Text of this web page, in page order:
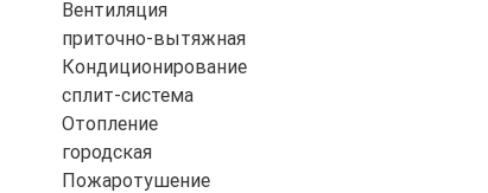
Вентиляция
приточно-вытяжная
Кондиционирование
сплит-система
Отопление
городская
Пожаротушение